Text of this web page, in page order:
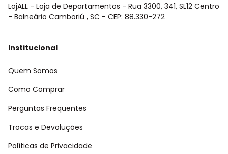
LojALL - Loja de Departamentos - Rua 3300, 341, SL12 Centro
- Balneário Camboriú , SC - CEP: 88.330-272
Institucional
Quem Somos
Como Comprar
Perguntas Frequentes
Trocas e Devoluções
Políticas de Privacidade